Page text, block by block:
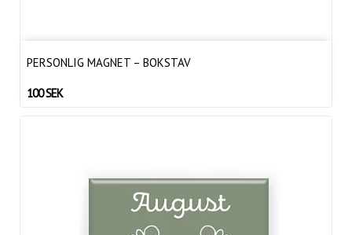
PERSONLIG MAGNET – BOKSTAV
100 SEK